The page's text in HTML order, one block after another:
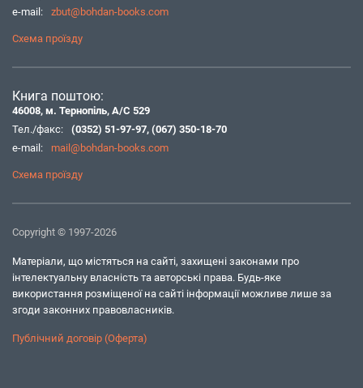
e-mail:
zbut@bohdan-books.com
Схема проїзду
Книга поштою:
46008, м. Тернопіль, А/С 529
Тел./факс:
(0352) 51-97-97, (067) 350-18-70
e-mail:
mail@bohdan-books.com
Схема проїзду
Copyright © 1997-2026
Матеріали, що містяться на сайті, захищені законами про
інтелектуальну власність та авторські права. Будь-яке
використання розміщеної на сайті інформації можливе лише за
згоди законних правовласників.
Публічний договір (Оферта)